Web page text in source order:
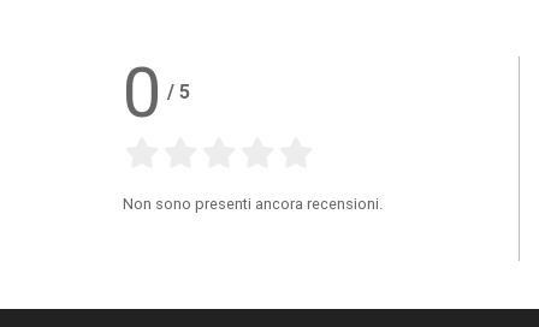
0 / 5
Non sono presenti ancora recensioni.